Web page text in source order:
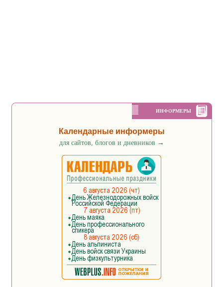
ИНФОРМЕРЫ
Календарные информеры
для сайтов, блогов и дневников →